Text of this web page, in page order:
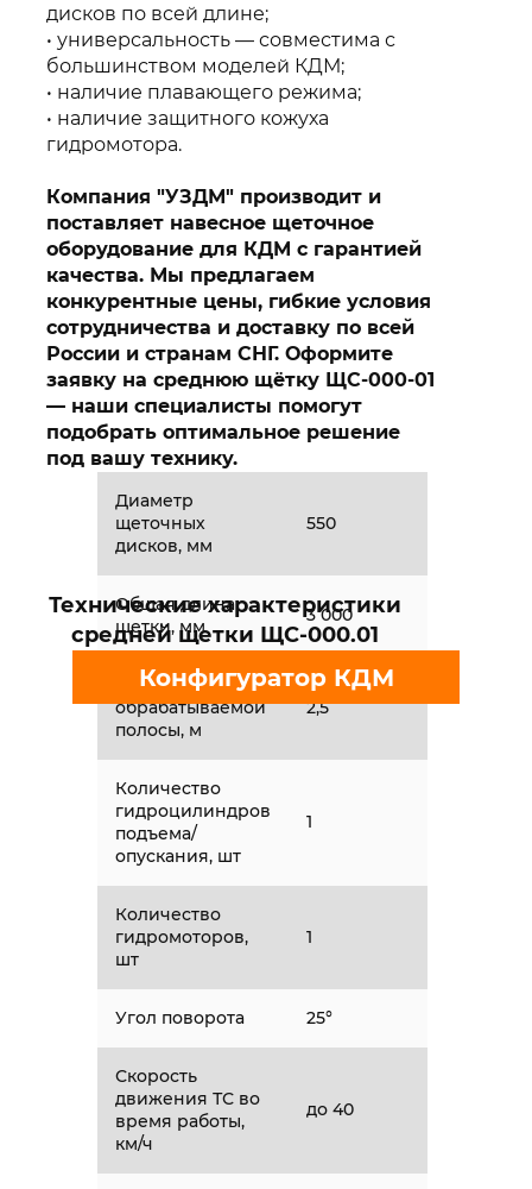
дисков по всей длине;
универсальность — совместима с
большинством моделей КДМ;
наличие плавающего режима;
наличие защитного кожуха
гидромотора.
Компания "УЗДМ" производит и
поставляет навесное щеточное
оборудование для КДМ с гарантией
качества. Мы предлагаем
конкурентные цены, гибкие условия
сотрудничества и доставку по всей
России и странам СНГ. Оформите
заявку на среднюю щётку ЩС-000-01
— наши специалисты помогут
подобрать оптимальное решение
под вашу технику.
Диаметр
щеточных
дисков, мм
550
Общая длина
щетки, мм
3 000
Ширина
обрабатываемой
полосы, м
2,5
Количество
гидроцилиндров
подъема/
опускания, шт
1
Количество
гидромоторов,
шт
1
Угол поворота 25°
Скорость
движения ТС во
время работы,
км/ч
до 40
Технические характеристики
средней щетки ЩС-000.01
Конфигуратор КДМ